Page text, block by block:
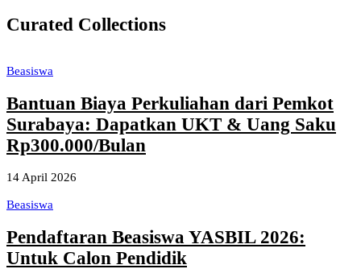
Curated Collections
Beasiswa
Bantuan Biaya Perkuliahan dari Pemkot
Surabaya: Dapatkan UKT & Uang Saku
Rp300.000/Bulan
14 April 2026
Beasiswa
Pendaftaran Beasiswa YASBIL 2026:
Untuk Calon Pendidik